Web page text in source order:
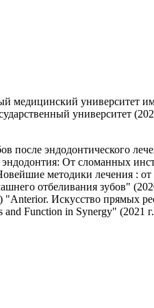
медицинский университет
университет
эндодонтического
От сломанных
методики лечения :
отбеливания зубов"
Искусство прямых
Function in Synergy" (2021